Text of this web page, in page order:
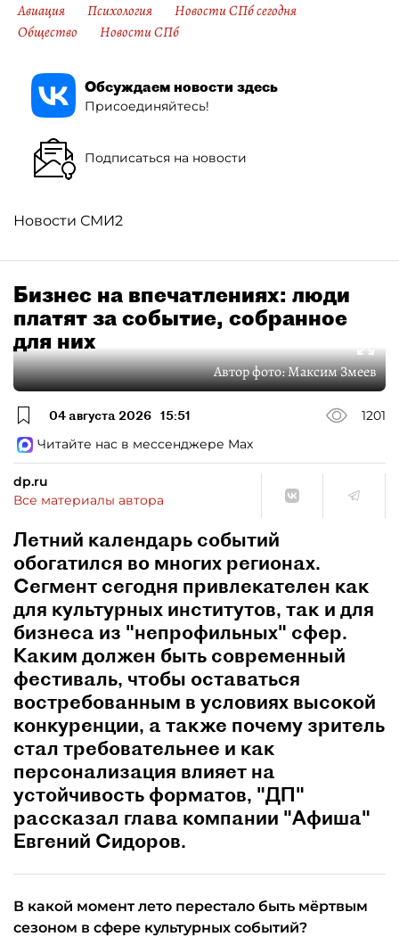
Авиация
Психология
Новости СПб сегодня
Общество
Новости СПб
Обсуждаем новости здесь
Присоединяйтесь!
Подписаться на новости
Новости СМИ2
Бизнес на впечатлениях: люди
платят за событие, собранное
для них
Автор фото:Максим Змеев
04 августа 2026 15:51
1201
Читайте нас в мессенджере Max
dp.ru
Все материалы автора
Летний календарь событий
обогатился во многих регионах.
Сегмент сегодня привлекателен как
для культурных институтов, так и для
бизнеса из "непрофильных" сфер.
Каким должен быть современный
фестиваль, чтобы оставаться
востребованным в условиях высокой
конкуренции, а также почему зритель
стал требовательнее и как
персонализация влияет на
устойчивость форматов, "ДП"
рассказал глава компании "Афиша"
Евгений Сидоров.
В какой момент лето перестало быть мёртвым
сезоном в сфере культурных событий?